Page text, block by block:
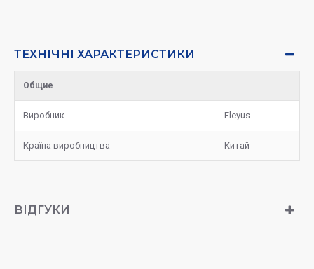
ТЕХНІЧНІ ХАРАКТЕРИСТИКИ
Общие
Виробник Eleyus
Країна виробництва Китай
ВІДГУКИ